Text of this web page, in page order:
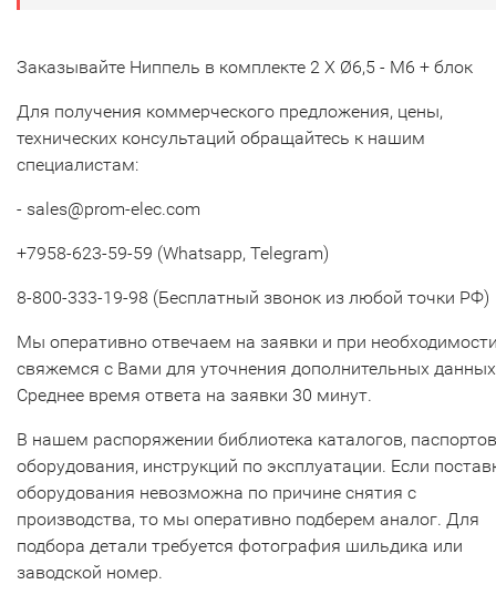
Заказывайте Ниппель в комплекте 2 X Ø6,5 - M6 + блок
Для получения коммерческого предложения, цены,
технических консультаций обращайтесь к нашим
специалистам:
- sales@prom-elec.com
+7958-623-59-59 (Whatsapp, Telegram)
8-800-333-19-98 (Бесплатный звонок из любой точки РФ)
Мы оперативно отвечаем на заявки и при
свяжемся с Вами для уточнения дополнительных
Среднее время ответа на заявки 30 минут.
В нашем распоряжении библиотека каталогов, паспортов
оборудования, инструкций по эксплуатации. Если
оборудования невозможна по причине снятия с
производства, то мы оперативно подберем аналог. Для
подбора детали требуется фотография шильдика или
заводской номер.